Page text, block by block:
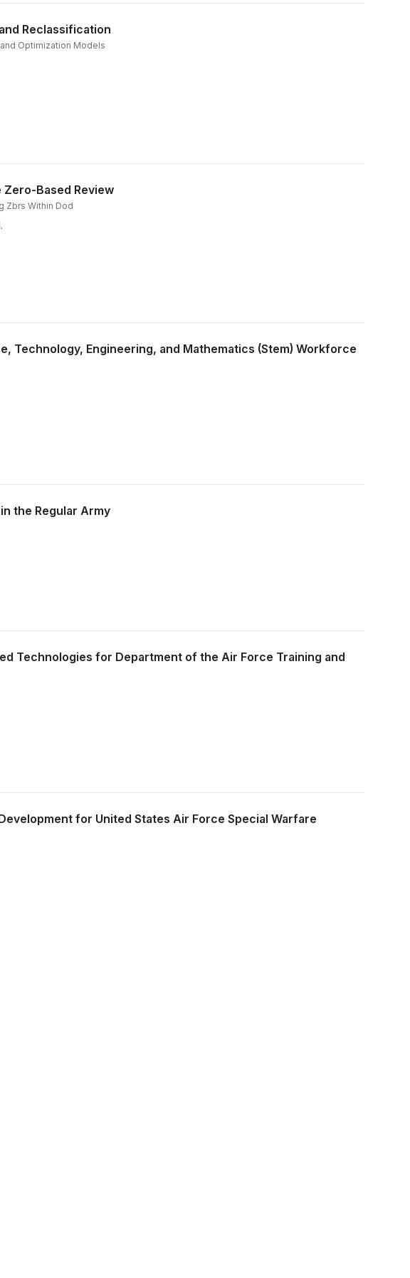
Reclassification
Optimization Models
Based Review
Zbrs Within Dod
Technology, Engineering, and Mathematics (Stem) Workforce
the Regular Army
Technologies for Department of the Air Force Training and
for United States Air Force Special Warfare